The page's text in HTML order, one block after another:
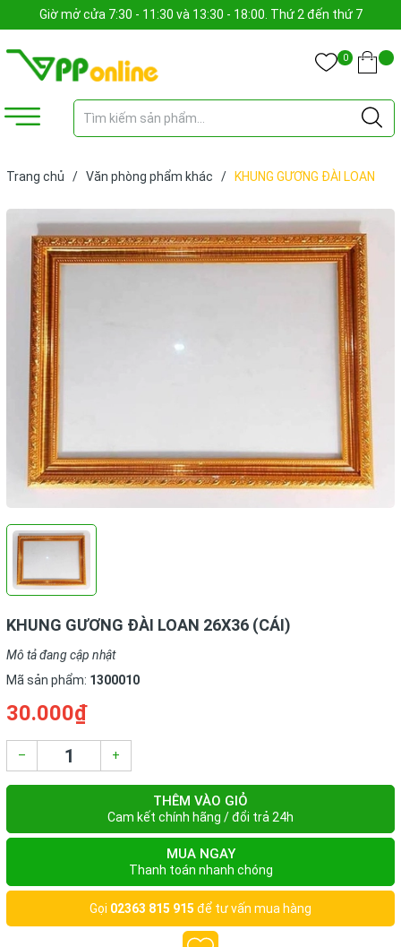
Giờ mở cửa 7:30 - 11:30 và 13:30 - 18:00. Thứ 2 đến thứ 7
0
Trang chủ / Văn phòng phẩm khác /
KHUNG GƯƠNG ĐÀI LOAN
KHUNG GƯƠNG ĐÀI LOAN 26X36 (CÁI)
Mô tả đang cập nhật
Mã sản phẩm: 1300010
30.000₫
– +
THÊM VÀO GIỎ
Cam kết chính hãng / đổi trả 24h
MUA NGAY
Thanh toán nhanh chóng
Gọi 02363 815 915 để tư vấn mua hàng